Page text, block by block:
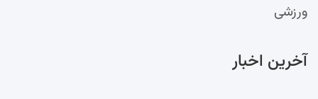
ورزشی
آخرین اخبار